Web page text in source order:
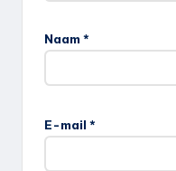
Naam *
E-mail *